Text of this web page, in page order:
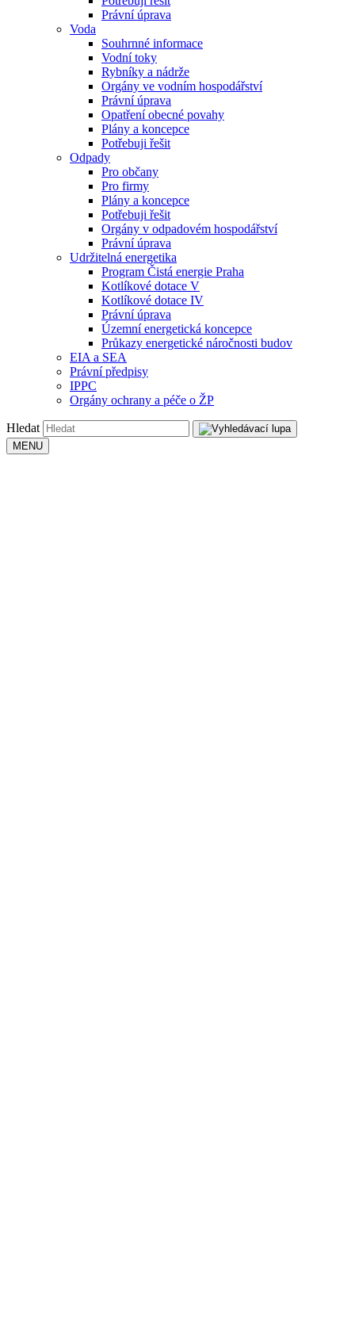
Právní úprava
Voda
Souhrnné informace
Vodní toky
Rybníky a nádrže
Orgány ve vodním hospodářství
Právní úprava
Opatření obecné povahy
Plány a koncepce
Potřebuji řešit
Odpady
Pro občany
Pro firmy
Plány a koncepce
Potřebuji řešit
Orgány v odpadovém hospodářství
Právní úprava
Udržitelná energetika
Program Čistá energie Praha
Kotlíkové dotace V
Kotlíkové dotace IV
Právní úprava
Územní energetická koncepce
Průkazy energetické náročnosti budov
EIA a SEA
Právní předpisy
IPPC
Orgány ochrany a péče o ŽP
Hledat
MENU